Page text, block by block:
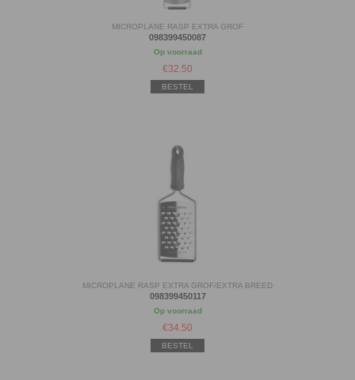
MICROPLANE RASP EXTRA GROF
098399450087
Op voorraad
€32.50
BESTEL
MICROPLANE RASP EXTRA GROF/EXTRA BREED
098399450117
Op voorraad
€34.50
BESTEL